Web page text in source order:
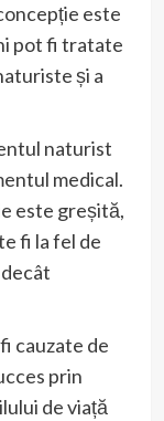
este
pot fi tratate
și a
naturist
medical.
este greșită,
fi la fel de
cauzate de
prin
de viață